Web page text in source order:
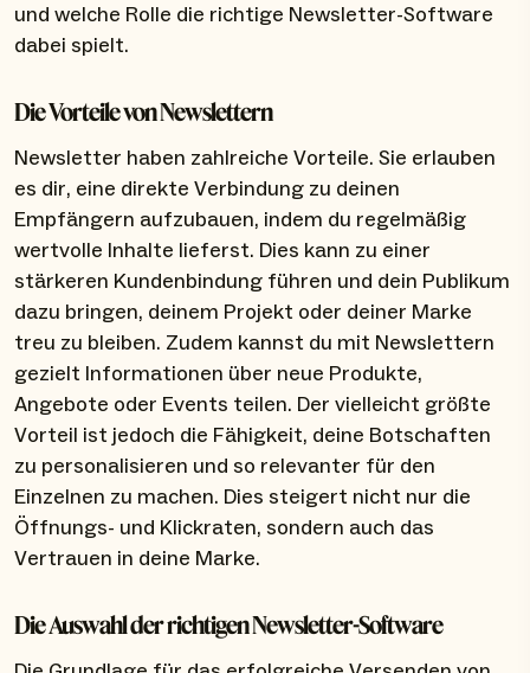
und welche Rolle die richtige Newsletter-Software
dabei spielt.
Die Vorteile von Newslettern
Newsletter haben zahlreiche Vorteile. Sie erlauben
es dir, eine direkte Verbindung zu deinen
Empfängern aufzubauen, indem du regelmäßig
wertvolle Inhalte lieferst. Dies kann zu einer
stärkeren Kundenbindung führen und dein Publikum
dazu bringen, deinem Projekt oder deiner Marke
treu zu bleiben. Zudem kannst du mit Newslettern
gezielt Informationen über neue Produkte,
Angebote oder Events teilen. Der vielleicht größte
Vorteil ist jedoch die Fähigkeit, deine Botschaften
zu personalisieren und so relevanter für den
Einzelnen zu machen. Dies steigert nicht nur die
Öffnungs- und Klickraten, sondern auch das
Vertrauen in deine Marke.
Die Auswahl der richtigen Newsletter-Software